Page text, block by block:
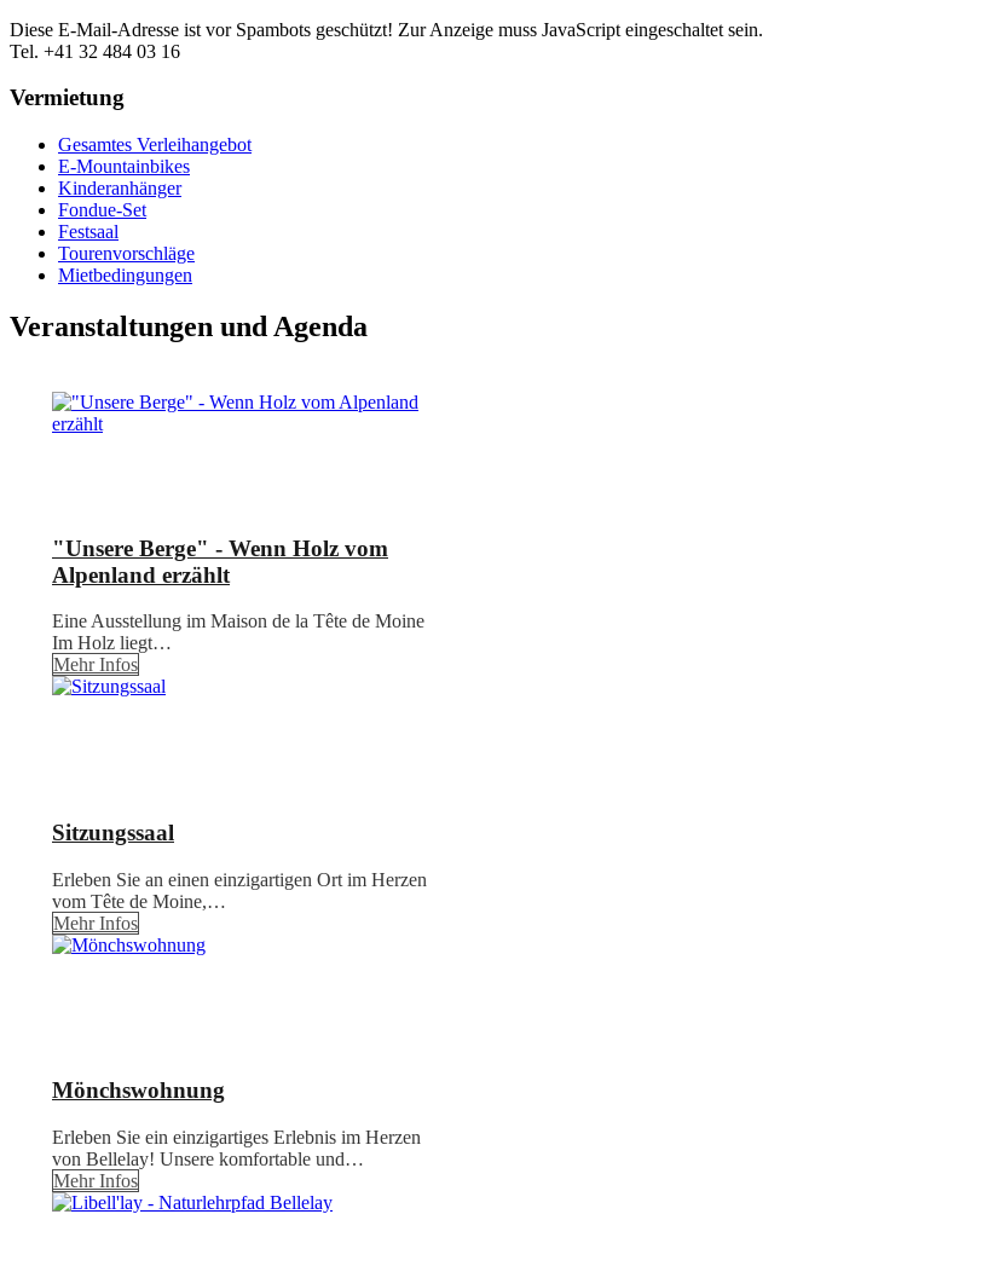
Diese E-Mail-Adresse ist vor Spambots geschützt! Zur Anzeige muss JavaScript eingeschaltet sein.
Tel. +41 32 484 03 16
Vermietung
Gesamtes Verleihangebot
E-Mountainbikes
Kinderanhänger
Fondue-Set
Festsaal
Tourenvorschläge
Mietbedingungen
Veranstaltungen und Agenda
"Unsere Berge" - Wenn Holz vom
Alpenland erzählt
Eine Ausstellung im Maison de la Tête de Moine
Im Holz liegt…
Mehr Infos
Sitzungssaal
Erleben Sie an einen einzigartigen Ort im Herzen
vom Tête de Moine,…
Mehr Infos
Mönchswohnung
Erleben Sie ein einzigartiges Erlebnis im Herzen
von Bellelay! Unsere komfortable und…
Mehr Infos